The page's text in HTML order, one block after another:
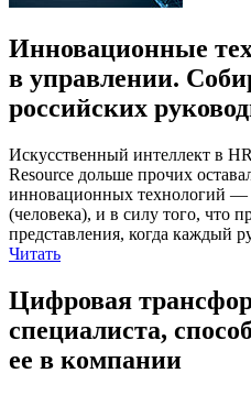
Инновационные
в управлении.
российских
Искусственный интеллект в
Resource дольше прочих
инновационных технологий —
(человека), и в силу того, что
представления, когда каждый
Читать
Цифровая
специалиста,
ее в компании